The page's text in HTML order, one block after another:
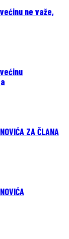
ne važe,
ZA ČLANA